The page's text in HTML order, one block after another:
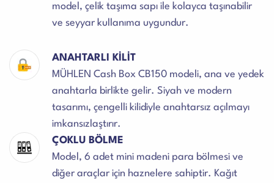
model, çelik taşıma sapı ile kolayca taşınabilir
ve seyyar kullanıma uygundur.
ANAHTARLI KİLİT
MÜHLEN Cash Box CB150 modeli, ana ve yedek
anahtarla birlikte gelir. Siyah ve modern
tasarımı, çengelli kilidiyle anahtarsız açılmayı
imkansızlaştırır.
ÇOKLU BÖLME
Model, 6 adet mini madeni para bölmesi ve
diğer araçlar için haznelere sahiptir. Kağıt